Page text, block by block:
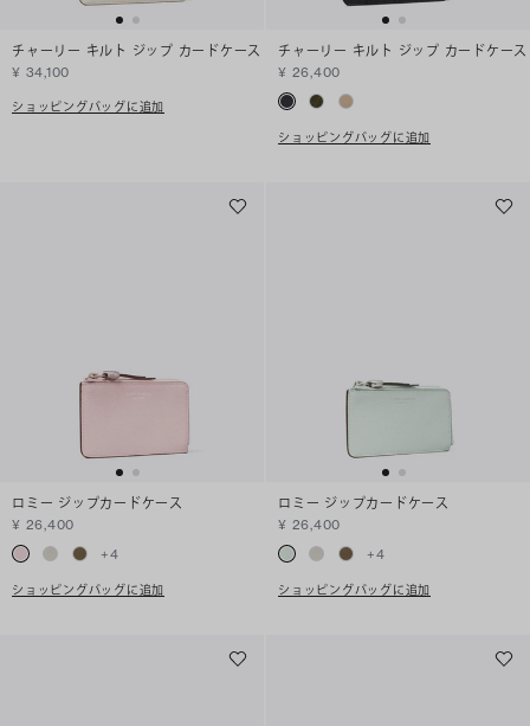
チャーリー キルト ジップ カードケース
¥ 34,100
ショッピングバッグに追加
チャーリー キルト ジップ カードケース
¥ 26,400
ショッピングバッグに追加
ロミー ジップカードケース
¥ 26,400
+4
ショッピングバッグに追加
ロミー ジップカードケース
¥ 26,400
+4
ショッピングバッグに追加